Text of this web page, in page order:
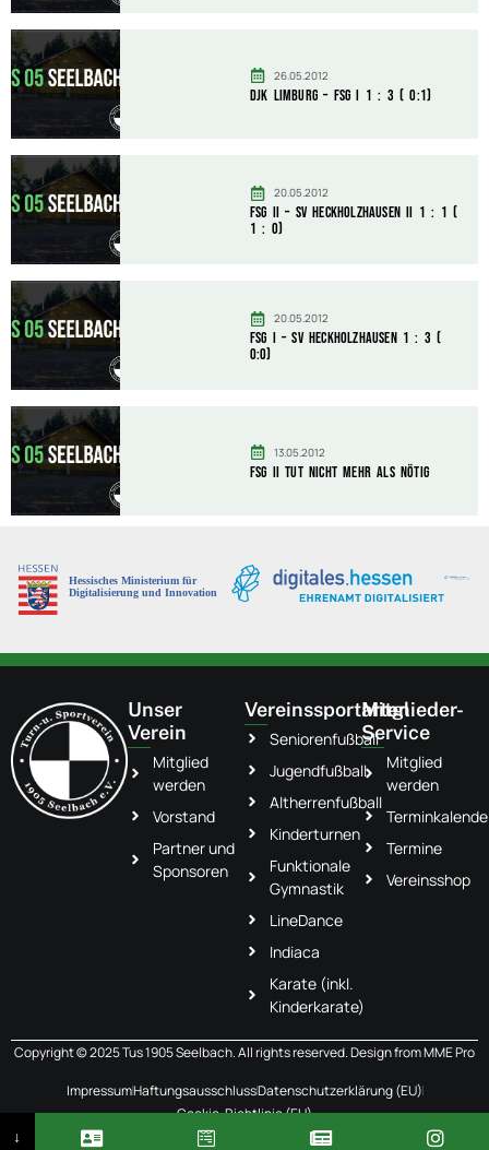
26.05.2012
DJK Limburg – FSG I 1 : 3 ( 0:1)
20.05.2012
FSG II – SV Heckholzhausen II 1 : 1 (
1 : 0)
20.05.2012
FSG I – SV Heckholzhausen 1 : 3 (
0:0)
13.05.2012
FSG II tut nicht mehr als nötig
Unser
Verein
Mitglied
werden
Vorstand
Partner und
Sponsoren
Vereinssportarten
Seniorenfußball
Jugendfußball
Altherrenfußball
Kinderturnen
Funktionale
Gymnastik
LineDance
Indiaca
Karate (inkl.
Kinderkarate)
Mitglieder-
Service
Mitglied
werden
Termine
Vereinsshop
Copyright © 2025 Tus 1905 Seelbach. All rights reserved. Design fromMME Pro
ImpressumHaftungsausschlussDatenschutzerklärung (EU)
Cookie-Richtlinie (EU)
↓